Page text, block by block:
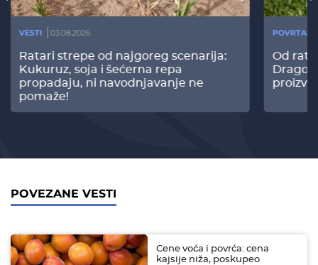
VESTI 03.08.2026
Ratari strepe od najgoreg scenarija:
Kukuruz, soja i šećerna repa
propadaju, ni navodnjavanje ne
pomaže!
Od
POVEZANE VESTI
Cene voća i povrća: cena
kajsije niža, poskupeo